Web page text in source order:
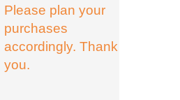
Please plan your
purchases
accordingly. Thank
you.